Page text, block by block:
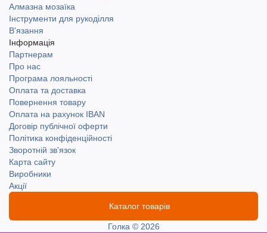
Алмазна мозаїка
Інструменти для рукоділля
В'язання
Інформація
Партнерам
Про нас
Програма лояльності
Оплата та доставка
Повернення товару
Оплата на рахунок IBAN
Договір публічної оферти
Політика конфіденційності
Зворотній зв'язок
Карта сайту
Виробники
Акції
Каталог товарів
Голка © 2026